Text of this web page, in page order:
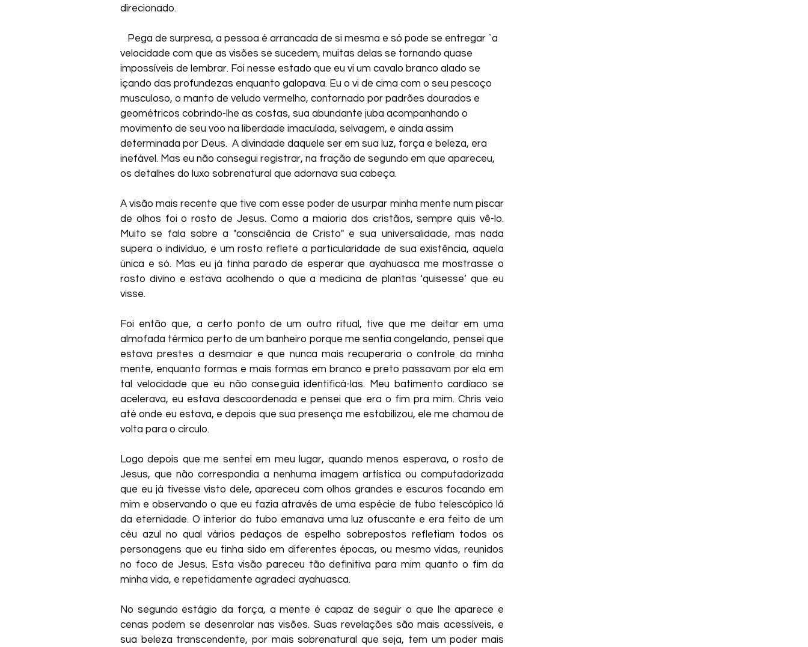
direcionado.
Pega de surpresa, a pessoa é arrancada de si mesma e só pode se entregar `a
velocidade com que as visões se sucedem, muitas delas se tornando quase
impossíveis de lembrar. Foi nesse estado que eu vi um cavalo branco alado se
içando das profundezas enquanto galopava. Eu o vi de cima com o seu pescoço
musculoso, o manto de veludo vermelho, contornado por padrões dourados e
geométricos cobrindo-lhe as costas, sua abundante juba acompanhando o
movimento de seu voo na liberdade imaculada, selvagem, e ainda assim
determinada por Deus.  A divindade daquele ser em sua luz, força e beleza, era
inefável. Mas eu não consegui registrar, na fração de segundo em que apareceu,
os detalhes do luxo sobrenatural que adornava sua cabeça.
A visão mais recente que tive com esse poder de usurpar minha mente num piscar
de olhos foi o rosto de Jesus. Como a maioria dos cristãos, sempre quis vê-lo.
Muito se fala sobre a "consciência de Cristo" e sua universalidade, mas nada
supera o indivíduo, e um rosto reflete a particularidade de sua existência, aquela
única e só. Mas eu já tinha parado de esperar que ayahuasca me mostrasse o
rosto divino e estava acolhendo o que a medicina de plantas ‘quisesse’ que eu
visse.
Foi então que, a certo ponto de um outro ritual, tive que me deitar em uma
almofada térmica perto de um banheiro porque me sentia congelando, pensei que
estava prestes a desmaiar e que nunca mais recuperaria o controle da minha
mente, enquanto formas e mais formas em branco e preto passavam por ela em
tal velocidade que eu não conseguia identificá-las. Meu batimento cardíaco se
acelerava, eu estava descoordenada e pensei que era o fim pra mim. Chris veio
até onde eu estava, e depois que sua presença me estabilizou, ele me chamou de
volta para o círculo.
Logo depois que me sentei em meu lugar, quando menos esperava, o rosto de
Jesus, que não correspondia a nenhuma imagem artística ou computadorizada
que eu já tivesse visto dele, apareceu com olhos grandes e escuros focando em
mim e observando o que eu fazia através de uma espécie de tubo telescópico lá
da eternidade. O interior do tubo emanava uma luz ofuscante e era feito de um
céu azul no qual vários pedaços de espelho sobrepostos refletiam todos os
personagens que eu tinha sido em diferentes épocas, ou mesmo vidas, reunidos
no foco de Jesus. Esta visão pareceu tão definitiva para mim quanto o fim da
minha vida, e repetidamente agradeci ayahuasca.
No segundo estágio da força, a mente é capaz de seguir o que lhe aparece e
cenas podem se desenrolar nas visões. Suas revelações são mais acessíveis, e
sua beleza transcendente, por mais sobrenatural que seja, tem um poder mais